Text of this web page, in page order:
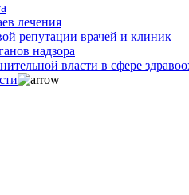
лечения
репутации врачей и клиник
надзора
власти в сфере